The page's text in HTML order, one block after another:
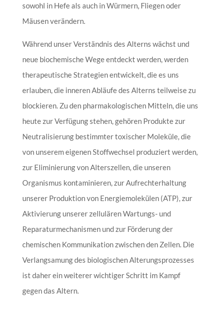
sowohl in Hefe als auch in Würmern, Fliegen oder
Mäusen verändern.
Während unser Verständnis des Alterns wächst und
neue biochemische Wege entdeckt werden, werden
therapeutische Strategien entwickelt, die es uns
erlauben, die inneren Abläufe des Alterns teilweise zu
blockieren. Zu den pharmakologischen Mitteln, die uns
heute zur Verfügung stehen, gehören Produkte zur
Neutralisierung bestimmter toxischer Moleküle, die
von unserem eigenen Stoffwechsel produziert werden,
zur Eliminierung von Alterszellen, die unseren
Organismus kontaminieren, zur Aufrechterhaltung
unserer Produktion von Energiemolekülen (ATP), zur
Aktivierung unserer zellulären Wartungs- und
Reparaturmechanismen und zur Förderung der
chemischen Kommunikation zwischen den Zellen. Die
Verlangsamung des biologischen Alterungsprozesses
ist daher ein weiterer wichtiger Schritt im Kampf
gegen das Altern.